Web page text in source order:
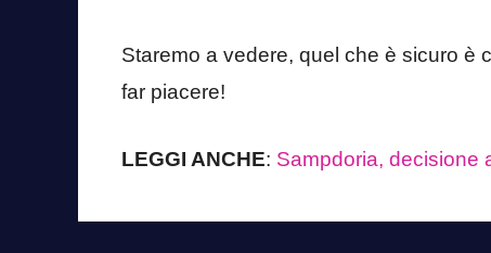
Staremo a vedere, quel che è sicuro è
far piacere!
LEGGI ANCHE: Sampdoria, decisione